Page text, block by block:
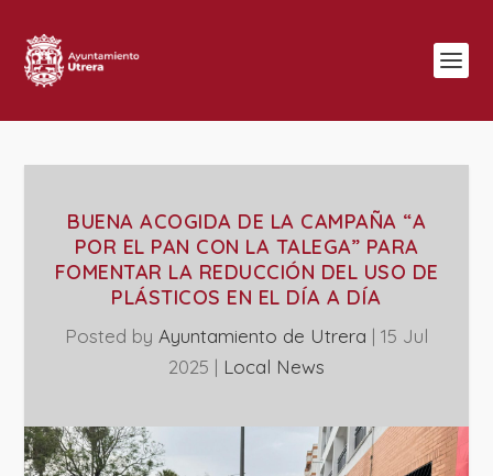
BUENA ACOGIDA DE LA CAMPAÑA “A
POR EL PAN CON LA TALEGA” PARA
FOMENTAR LA REDUCCIÓN DEL USO DE
PLÁSTICOS EN EL DÍA A DÍA
Posted by Ayuntamiento de Utrera | 15 Jul
2025 | Local News